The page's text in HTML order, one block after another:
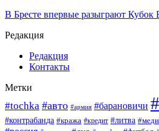
В Бресте впервые разыграют
Редакция
Редакция
Контакты
Метки
#tochka #авто #армия #барановичи
#контрабанда #кража #кредит #литва